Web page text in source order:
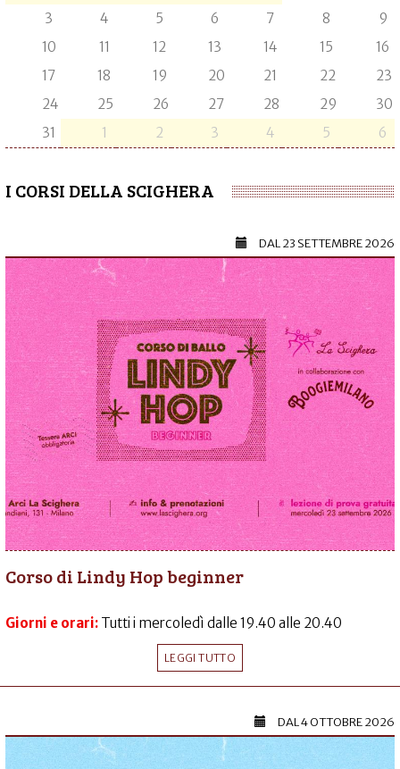
3
4 5 6 7 8
9
10
11 12 13 14 15
16
17
18 19 20 21 22
23
24
25 26 27 28 29
30
31
1 2 3 4 5 6
I CORSI DELLA SCIGHERA
DAL23 SETTEMBRE 2026
Corso di Lindy Hop beginner
Giorni e orari: Tutti i mercoledì dalle 19.40 alle 20.40
LEGGI TUTTO
DAL4 OTTOBRE 2026